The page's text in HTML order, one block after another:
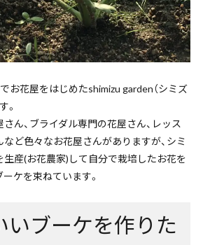
お花屋をはじめたshimizu garden（シミズ
。
ん、ブライダル専門の花屋さん、レッス
ど色々なお花屋さんがありますが、シミ
産(お花農家)して自分で栽培したお花を
ケを束ねています。
いブーケを作りた